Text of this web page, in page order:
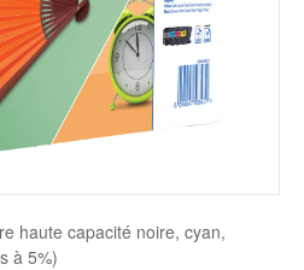
haute capacité noire, cyan,
à 5%)